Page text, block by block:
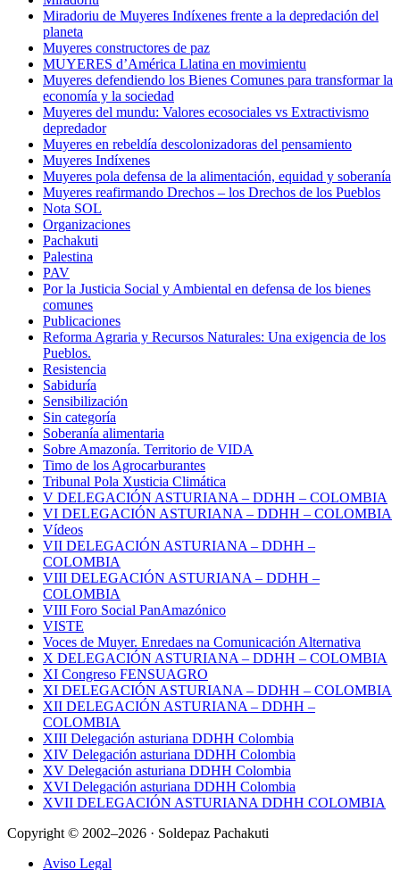
Miradoriu de Muyeres Indíxenes frente a la depredación del
planeta
Muyeres constructores de paz
MUYERES d’América Llatina en movimientu
Muyeres defendiendo los Bienes Comunes para transformar la
economía y la sociedad
Muyeres del mundu: Valores ecosociales vs Extractivismo
depredador
Muyeres en rebeldía descolonizadoras del pensamiento
Muyeres Indíxenes
Muyeres pola defensa de la alimentación, equidad y soberanía
Muyeres reafirmando Drechos – los Drechos de los Pueblos
Nota SOL
Organizaciones
Pachakuti
Palestina
PAV
Por la Justicia Social y Ambiental en defensa de los bienes
comunes
Publicaciones
Reforma Agraria y Recursos Naturales: Una exigencia de los
Pueblos.
Resistencia
Sabiduría
Sensibilización
Sin categoría
Soberanía alimentaria
Sobre Amazonía. Territorio de VIDA
Timo de los Agrocarburantes
Tribunal Pola Xusticia Climática
V DELEGACIÓN ASTURIANA – DDHH – COLOMBIA
VI DELEGACIÓN ASTURIANA – DDHH – COLOMBIA
Vídeos
VII DELEGACIÓN ASTURIANA – DDHH –
COLOMBIA
VIII DELEGACIÓN ASTURIANA – DDHH –
COLOMBIA
VIII Foro Social PanAmazónico
VISTE
Voces de Muyer. Enredaes na Comunicación Alternativa
X DELEGACIÓN ASTURIANA – DDHH – COLOMBIA
XI Congreso FENSUAGRO
XI DELEGACIÓN ASTURIANA – DDHH – COLOMBIA
XII DELEGACIÓN ASTURIANA – DDHH –
COLOMBIA
XIII Delegación asturiana DDHH Colombia
XIV Delegación asturiana DDHH Colombia
XV Delegación asturiana DDHH Colombia
XVI Delegación asturiana DDHH Colombia
XVII DELEGACIÓN ASTURIANA DDHH COLOMBIA
Copyright © 2002–2026 · Soldepaz Pachakuti
Aviso Legal